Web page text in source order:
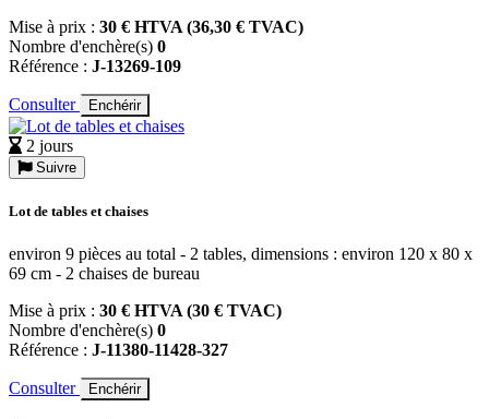
Mise à prix : 30 € HTVA (36,30 € TVAC)
Nombre d'enchère(s) 0
Référence : J-13269-109
Consulter Enchérir
2 jours
Suivre
Lot de tables et chaises
environ 9 pièces au total - 2 tables, dimensions : environ 120 x 80 x
69 cm - 2 chaises de bureau
Mise à prix : 30 € HTVA (30 € TVAC)
Nombre d'enchère(s) 0
Référence : J-11380-11428-327
Consulter Enchérir